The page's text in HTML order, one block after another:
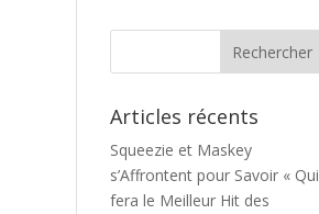
Articles récents
Squeezie et Maskey
s’Affrontent pour Savoir « Qui
fera le Meilleur Hit des